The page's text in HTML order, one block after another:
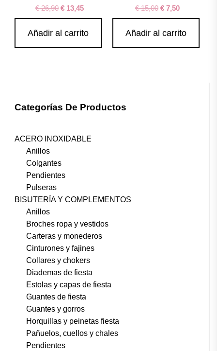
€26,90 € 13,45
Añadir al carrito
€15,00 €7,50
Añadir al carrito
Categorías De Productos
ACERO INOXIDABLE
Anillos
Colgantes
Pendientes
Pulseras
BISUTERÍA Y COMPLEMENTOS
Anillos
Broches ropa y vestidos
Carteras y monederos
Cinturones y fajines
Collares y chokers
Diademas de fiesta
Estolas y capas de fiesta
Guantes de fiesta
Guantes y gorros
Horquillas y peinetas fiesta
Pañuelos, cuellos y chales
Pendientes